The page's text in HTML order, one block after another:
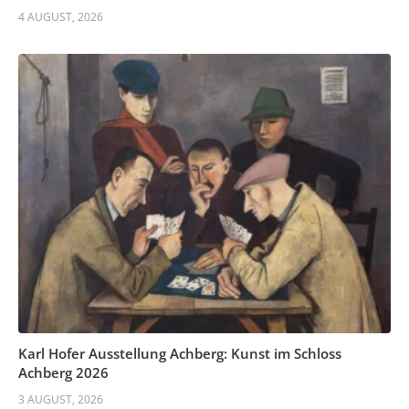
4 AUGUST, 2026
Karl Hofer Ausstellung Achberg: Kunst im Schloss
Achberg 2026
3 AUGUST, 2026